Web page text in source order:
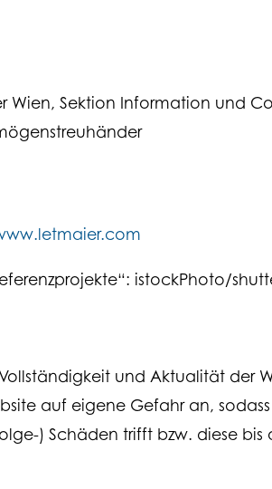
Wien, Sektion Information und
istockPhoto/
und Aktualität der
auf eigene Gefahr an,
) Schäden trifft bzw. diese